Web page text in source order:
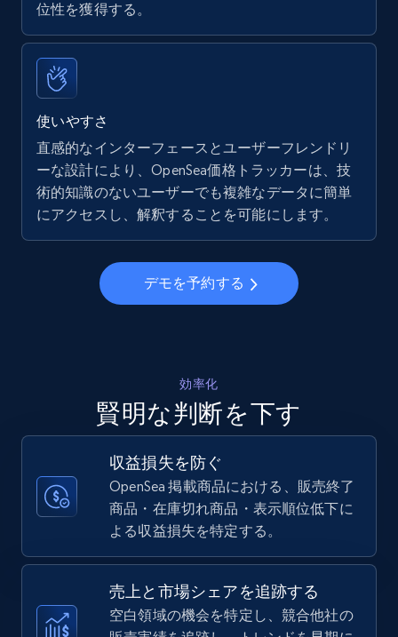
Walmart - products - Find new products by
using specific category URL
URL, Final price, Sku, Currency, Gtin,
Specifications, Image urls, Top reviews, and
more.
5.6K+ 877+ 今すぐ始める
Walmart - products - Collects products by
specific keywords
5.6K+ 877+ 今すぐ始める
Walmart - products - Discover products by
using sku numbers
URL, Final price, Sku, Currency, Gtin,
Specifications, Image urls, Top reviews, and
more.
位性を獲得する。
使いやすさ
直感的なインターフェースとユーザーフレンドリ
ーな設計により、OpenSea価格トラッカーは、技
術的知識のないユーザーでも複雑なデータに簡単
にアクセスし、解釈することを可能にします。
デモを予約する
効率化
賢明な判断を下す
収益損失を防ぐ
OpenSea 掲載商品における、販売終了
商品・在庫切れ商品・表示順位低下に
よる収益損失を特定する。
売上と市場シェアを追跡する
空白領域の機会を特定し、競合他社の